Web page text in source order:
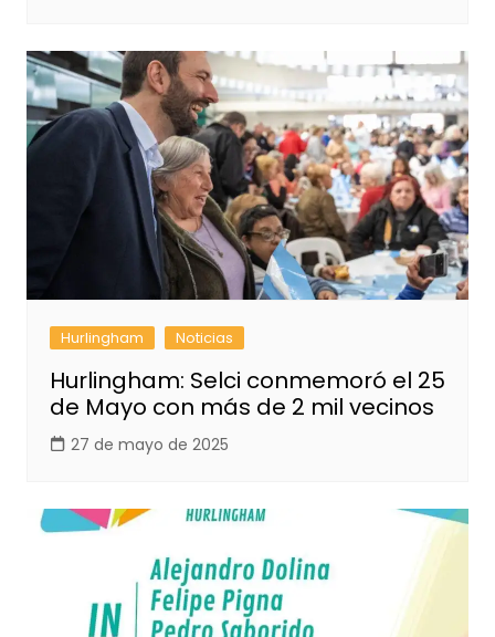
Hurlingham Noticias
Hurlingham: Selci conmemoró el 25
de Mayo con más de 2 mil vecinos
27 de mayo de 2025